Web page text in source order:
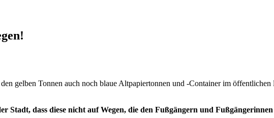
gelben Tonnen auch noch blaue Altpapiertonnen und -Container im
Stadt, dass diese nicht auf Wegen, die den Fußgängern und